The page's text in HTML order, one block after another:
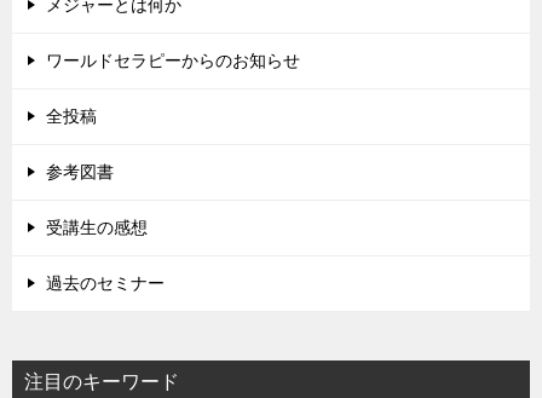
メジャーとは何か
ワールドセラピーからのお知らせ
全投稿
参考図書
受講生の感想
過去のセミナー
注目のキーワード